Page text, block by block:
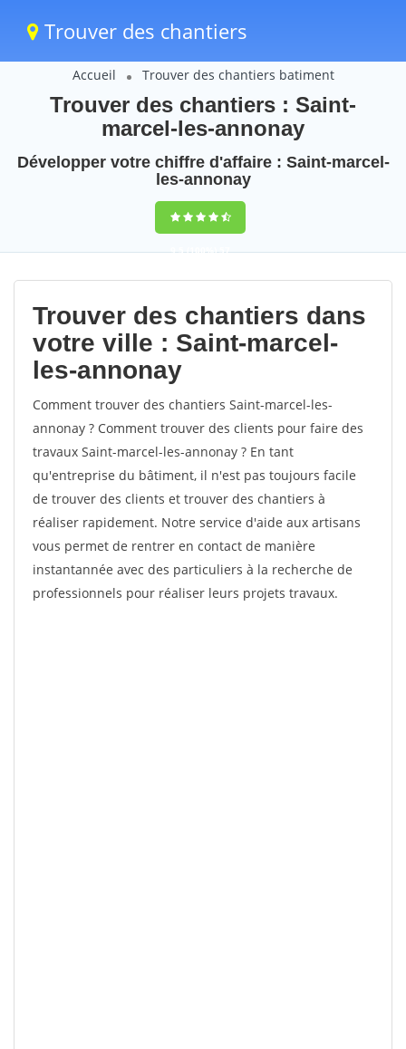
Trouver des chantiers
Accueil Trouver des chantiers batiment
Trouver des chantiers : Saint-
marcel-les-annonay
Développer votre chiffre d'affaire : Saint-marcel-
les-annonay
9,5(100%)57
votes
Trouver des chantiers dans
votre ville : Saint-marcel-
les-annonay
Comment trouver des chantiers Saint-marcel-les-
annonay ? Comment trouver des clients pour faire des
travaux Saint-marcel-les-annonay ? En tant
qu'entreprise du bâtiment, il n'est pas toujours facile
de trouver des clients et trouver des chantiers à
réaliser rapidement. Notre service d'aide aux artisans
vous permet de rentrer en contact de manière
instantannée avec des particuliers à la recherche de
professionnels pour réaliser leurs projets travaux.